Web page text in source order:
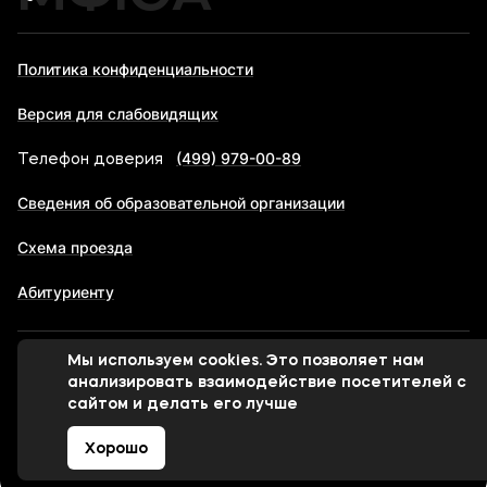
Политика конфиденциальности
Версия для слабовидящих
Телефон доверия (499) 979-00-89
Сведения об образовательной организации
Схема проезда
Абитуриенту
© 1998-2026 Московский финансово-юридический
университет МФЮА
Сделано в
Мы используем cookies. Это позволяет нам
анализировать взаимодействие посетителей с
сайтом и делать его лучше
Хорошо